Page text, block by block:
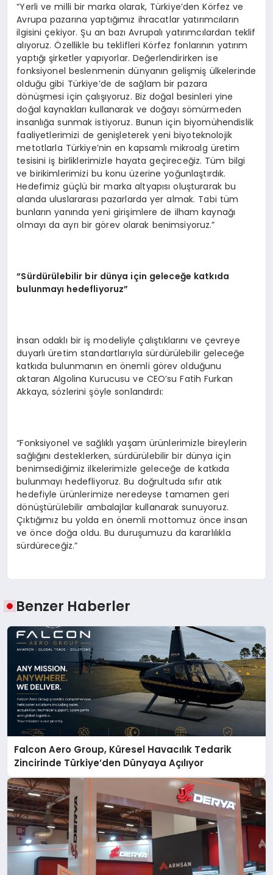
“Yerli ve milli bir marka olarak, Türkiye’den Körfez ve
Avrupa pazarına yaptığımız ihracatlar yatırımcıların
ilgisini çekiyor. Şu an bazı Avrupalı yatırımcılardan teklif
alıyoruz. Özellikle bu teklifleri Körfez fonlarının yatırım
yaptığı şirketler yapıyorlar. Değerlendirirken ise
fonksiyonel beslenmenin dünyanın gelişmiş ülkelerinde
olduğu gibi Türkiye’de de sağlam bir pazara
dönüşmesi için çalışıyoruz. Biz doğal besinleri yine
doğal kaynakları kullanarak ve doğayı sömürmeden
insanlığa sunmak istiyoruz. Bunun için biyomühendislik
faaliyetlerimizi de genişleterek yeni biyoteknolojik
metotlarla Türkiye’nin en kapsamlı mikroalg üretim
tesisini iş birliklerimizle hayata geçireceğiz. Tüm bilgi
ve birikimlerimizi bu konu üzerine yoğunlaştırdık.
Hedefimiz güçlü bir marka altyapısı oluşturarak bu
alanda uluslararası pazarlarda yer almak. Tabi tüm
bunların yanında yeni girişimlere de ilham kaynağı
olmayı da ayrı bir görev olarak benimsiyoruz.”
“Sürdürülebilir bir dünya için geleceğe katkıda
bulunmayı hedefliyoruz”
İnsan odaklı bir iş modeliyle çalıştıklarını ve çevreye
duyarlı üretim standartlarıyla sürdürülebilir geleceğe
katkıda bulunmanın en önemli görev olduğunu
aktaran Algolina Kurucusu ve CEO’su Fatih Furkan
Akkaya, sözlerini şöyle sonlandırdı:
“Fonksiyonel ve sağlıklı yaşam ürünlerimizle bireylerin
sağlığını desteklerken, sürdürülebilir bir dünya için
benimsediğimiz ilkelerimizle geleceğe de katkıda
bulunmayı hedefliyoruz. Bu doğrultuda sıfır atık
hedefiyle ürünlerimize neredeyse tamamen geri
dönüştürülebilir ambalajlar kullanarak sunuyoruz.
Çıktığımız bu yolda en önemli mottomuz önce insan
ve önce doğa oldu. Bu duruşumuzu da kararlılıkla
sürdüreceğiz.”
Benzer Haberler
Falcon Aero Group, Küresel Havacılık Tedarik
Zincirinde Türkiye’den Dünyaya Açılıyor